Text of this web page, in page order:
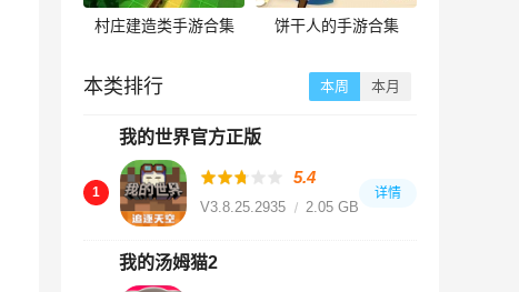
村庄建造类手游合集 饼干人的手游合集
本类排行 本周 本月
我的世界官方正版
1
5.4
V3.8.25.293531 2.05 GB
详情
我的汤姆猫2